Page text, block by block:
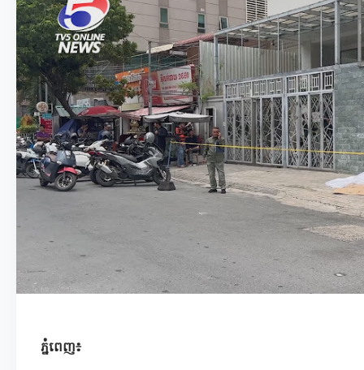
ភ្នំពេញ៖